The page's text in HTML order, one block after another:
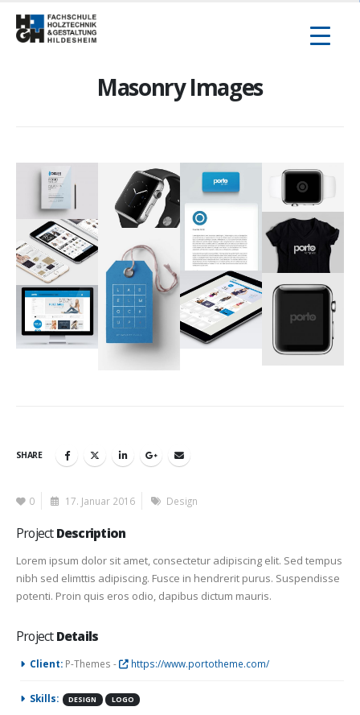
springen
Masonry Images
SHARE
0 17. Januar 2016 Design
ProjectDescription
Lorem ipsum dolor sit amet, consectetur adipiscing elit. Sed tempus
nibh sed elimttis adipiscing. Fusce in hendrerit purus. Suspendisse
potenti. Proin quis eros odio, dapibus dictum mauris.
ProjectDetails
Client: P-Themes - https://www.portotheme.com/
Skills: DESIGN LOGO